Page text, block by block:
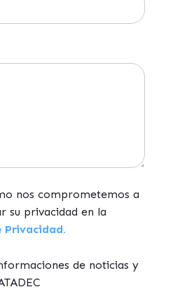
nos comprometemos a
su privacidad en la
Privacidad.
de noticias y